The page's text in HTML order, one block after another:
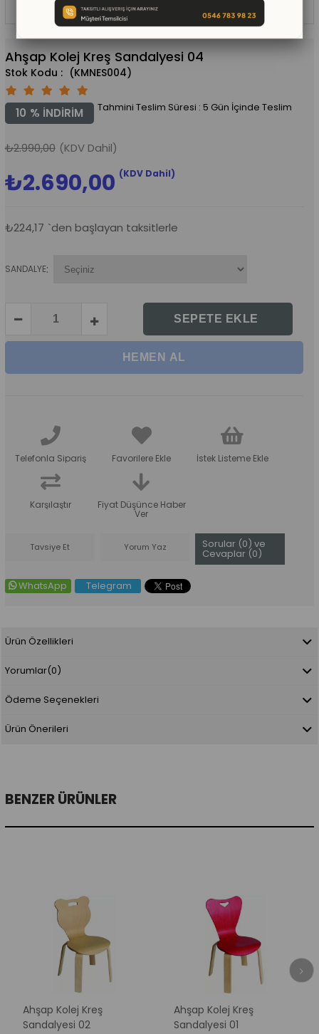
Ahşap Kolej Kreş Sandalyesi 04
(KMNES004)
%
10 İNDIRIM
₺2.990,00 (KDV Dahil)
₺2.690,00 (KDV Dahil)
Tahmini Teslim Süresi : 5 Gün İçinde Teslim
₺224,17 `den başlayan taksitlerle
SANDALYE:
Telefonla Sipariş Favorilere Ekle İstek Listeme Ekle
Karşılaştır Fiyat Düşünce Haber
Ver
Tavsiye Et Yorum Yaz Sorular (0) ve
Cevaplar (0)
WhatsApp Telegram
Ürün Özellikleri
Yorumlar(0)
Ödeme Seçenekleri
Ürün Önerileri
BENZER ÜRÜNLER
Kolej Kreş
02
Ahşap Kolej Kreş
Sandalyesi 01